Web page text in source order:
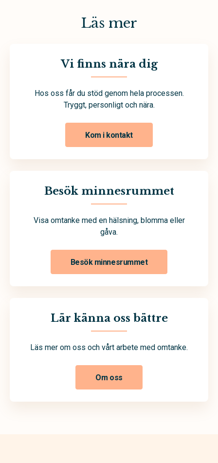
Läs mer
Vi finns nära dig
Hos oss får du stöd genom hela processen.
Tryggt, personligt och nära.
Kom i kontakt
Besök minnesrummet
Visa omtanke med en hälsning, blomma eller
gåva.
Besök minnesrummet
Lär känna oss bättre
Läs mer om oss och vårt arbete med omtanke.
Om oss